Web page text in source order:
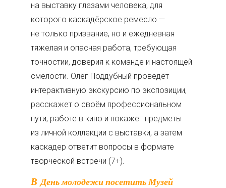
на выставку глазами человека, для
которого каскадёрское ремесло —
не только призвание, но и ежедневная
тяжелая и опасная работа, требующая
точностии, доверия к команде и настоящей
смелости. Олег Поддубный проведёт
интерактивную экскурсию по экспозиции,
расскажет о своём профессиональном
пути, работе в кино и покажет предметы
из личной коллекции с выставки, а затем
каскадер ответит вопросы в формате
творческой встречи (7+).
В День молодежи посетить Музей